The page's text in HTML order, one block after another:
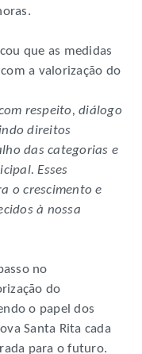
que as medidas
a valorização do
respeito, diálogo
direitos
das categorias e
Esses
o crescimento e
à nossa
no
do
o papel dos
Santa Rita cada
para o futuro.